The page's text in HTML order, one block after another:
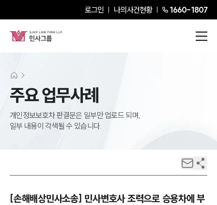
로그인 나의사건현황 1660-1807
주요 업무사례
개인정보보호차 판결문은 일부만 업로드 되며,
일부 내용이 각색될 수 있습니다.
[손해배상민사소송] 민사변호사 조력으로 승용차에 부